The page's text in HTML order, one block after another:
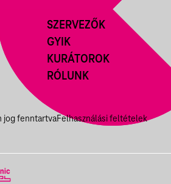
SZERVEZŐK
GYIK
KURÁTOROK
RÓLUNK
jog fenntartvaFelhasználási feltételek